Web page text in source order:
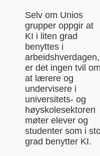
Selv om Unios
grupper oppgir at
KI i liten grad
benyttes i
arbeidshverdagen,
er det ingen tvil om
at lærere og
undervisere i
universitets- og
høyskolesektoren
møter elever og
studenter som i
grad benytter KI.